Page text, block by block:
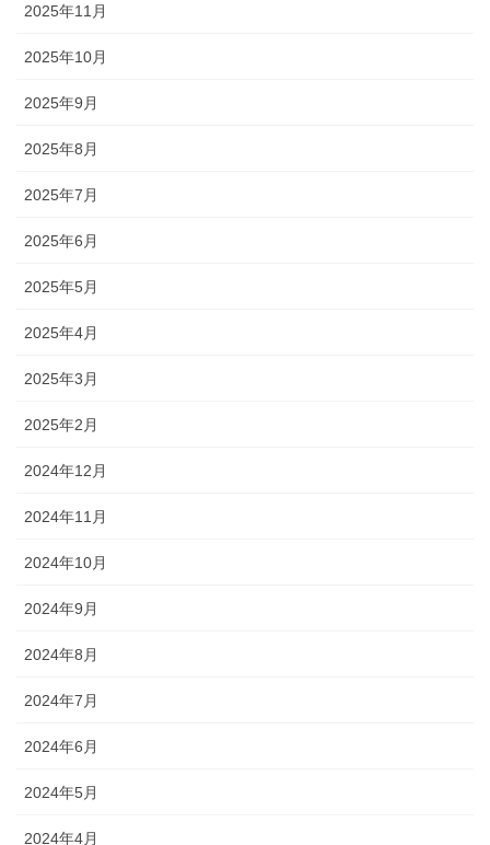
2025年11月
2025年10月
2025年9月
2025年8月
2025年7月
2025年6月
2025年5月
2025年4月
2025年3月
2025年2月
2024年12月
2024年11月
2024年10月
2024年9月
2024年8月
2024年7月
2024年6月
2024年5月
2024年4月